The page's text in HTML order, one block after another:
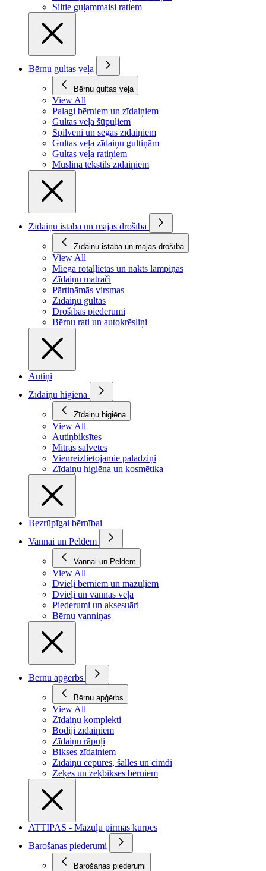
Siltie guļammaisi ratiem
Bērnu gultas veļa
Bērnu gultas veļa
View All
Palagi bērniem un zīdaiņiem
Gultas veļa šūpuļiem
Spilveni un segas zīdaiņiem
Gultas veļa zīdaiņu gultiņām
Gultas veļa ratiņiem
Muslina tekstils zīdaiņiem
Zīdaiņu istaba un mājas drošība
Zīdaiņu istaba un mājas drošība
View All
Miega rotaļlietas un nakts lampiņas
Zīdaiņu matrači
Pārtināmās virsmas
Zīdaiņu gultas
Drošības piederumi
Bērnu rati un autokrēsliņi
Autiņi
Zīdaiņu higiēna
Zīdaiņu higiēna
View All
Autiņbiksītes
Mitrās salvetes
Vienreizlietojamie paladziņi
Zīdaiņu higiēna un kosmētika
Bezrūpīgai bērnībai
Vannai un Peldēm
Vannai un Peldēm
View All
Dvieļi bērniem un mazuļiem
Dvieļi un vannas veļa
Piederumi un aksesuāri
Bērnu vanniņas
Bērnu apģērbs
Bērnu apģērbs
View All
Zīdaiņu komplekti
Bodiji zīdaiņiem
Zīdaiņu rāpuļi
Bikses zīdaiņiem
Zīdaiņu cepures, šalles un cimdi
Zeķes un zeķbikses bērniem
ATTIPAS - Mazuļu pirmās kurpes
Barošanas piederumi
Barošanas piederumi